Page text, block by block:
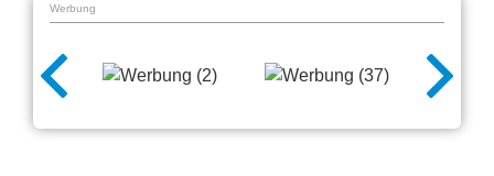
Werbung